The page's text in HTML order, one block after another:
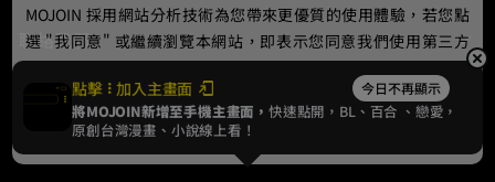
聯絡我們
© 2024 gamania Digital Entertainment Co., Ltd.
點擊 加入主畫面 今日不再顯示
將MOJOIN新增至手機主畫面，快速點開，BL、 百合 、戀愛，
原創台灣漫畫、小說線上看！
MOJOIN 採用網站分析技術為您帶來更優質的使用體驗，若您點
選 "我同意" 或繼續瀏覽本網站，即表示您同意我們使用第三方
Cookie，欲瞭解更多資訊請見隱私權政策。
我同意